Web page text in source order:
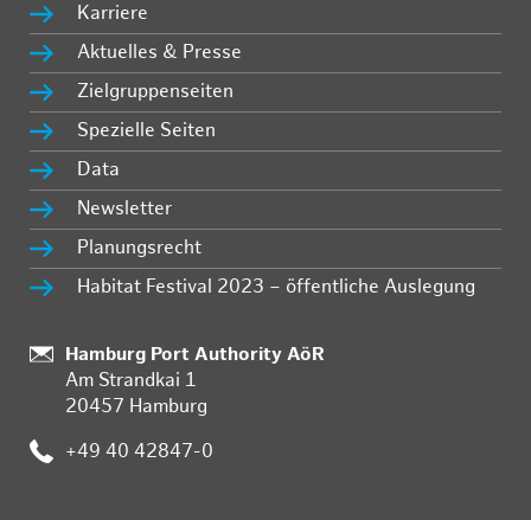
Karriere
Aktuelles & Presse
Zielgruppenseiten
Spezielle Seiten
Data
Newsletter
Planungsrecht
Habitat Festival 2023 – öffentliche Auslegung
:
Hamburg Port Authority AöR
Am Strandkai 1
20457 Hamburg
: +49 40 42847-0